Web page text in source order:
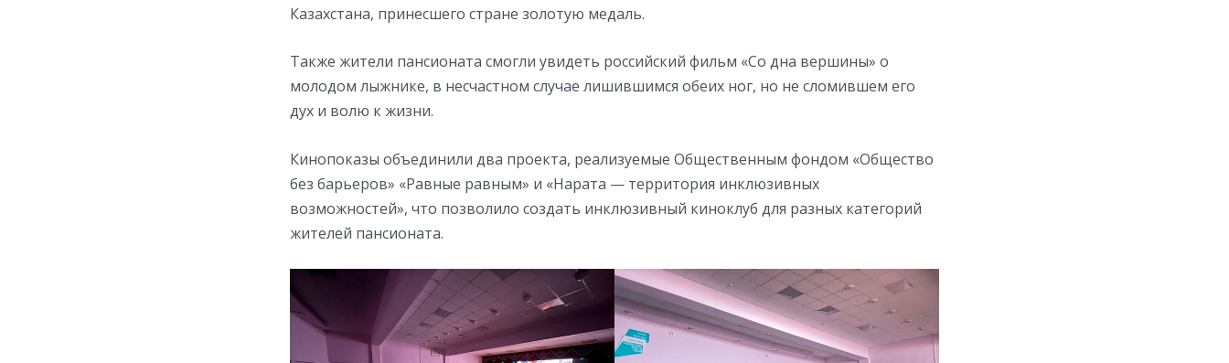
Казахстана, принесшего стране золотую медаль.
Также жители пансионата смогли увидеть российский фильм «Со дна вершины» о
молодом лыжнике, в несчастном случае лишившимся обеих ног, но не сломившем его
дух и волю к жизни.
Кинопоказы объединили два проекта, реализуемые Общественным фондом «Общество
без барьеров» «Равные равным» и «Нарата — территория инклюзивных
возможностей», что позволило создать инклюзивный киноклуб для разных категорий
жителей пансионата.